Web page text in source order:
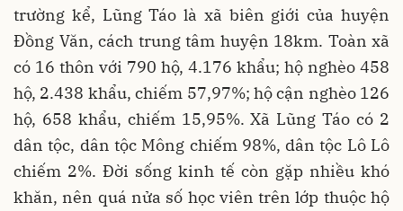
trường kể, Lũng Táo là xã biên giới của huyện
Đồng Văn, cách trung tâm huyện 18km. Toàn xã
có 16 thôn với 790 hộ, 4.176 khẩu; hộ nghèo 458
hộ, 2.438 khẩu, chiếm 57,97%; hộ cận nghèo 126
hộ, 658 khẩu, chiếm 15,95%. Xã Lũng Táo có 2
dân tộc, dân tộc Mông chiếm 98%, dân tộc Lô Lô
chiếm 2%. Đời sống kinh tế còn gặp nhiều khó
khăn, nên quá nửa số học viên trên lớp thuộc hộ